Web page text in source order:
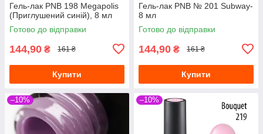
Гель-лак PNB 198 Megapolis
(Приглушений синій), 8 мл
Готово до відправки
144,90 ₴ 161 ₴
Купити
Гель-лак PNB № 201 Subway-
8 мл
Готово до відправки
144,90 ₴ 161 ₴
Купити
–10% –10%